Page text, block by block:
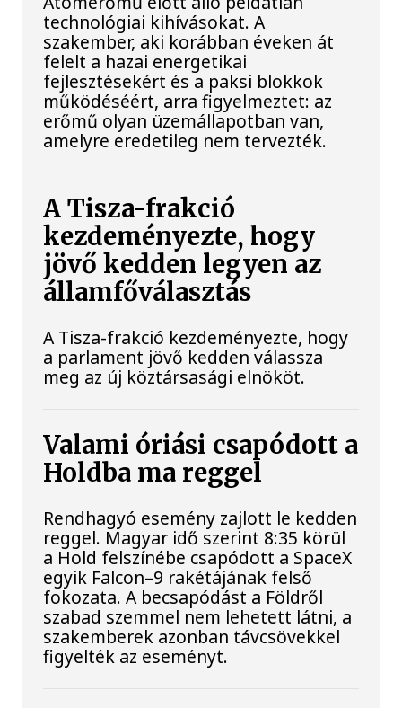
technológiai kihívásokat. A
szakember, aki korábban éveken át
felelt a hazai energetikai
fejlesztésekért és a paksi blokkok
működéséért, arra figyelmeztet: az
erőmű olyan üzemállapotban van,
amelyre eredetileg nem tervezték.
A Tisza-frakció
kezdeményezte, hogy
jövő kedden legyen az
államfőválasztás
A Tisza-frakció kezdeményezte, hogy
a parlament jövő kedden válassza
meg az új köztársasági elnököt.
Valami óriási csapódott a
Holdba ma reggel
Rendhagyó esemény zajlott le kedden
reggel. Magyar idő szerint 8:35 körül
a Hold felszínébe csapódott a SpaceX
egyik Falcon–9 rakétájának felső
fokozata. A becsapódást a Földről
szabad szemmel nem lehetett látni, a
szakemberek azonban távcsövekkel
figyelték az eseményt.